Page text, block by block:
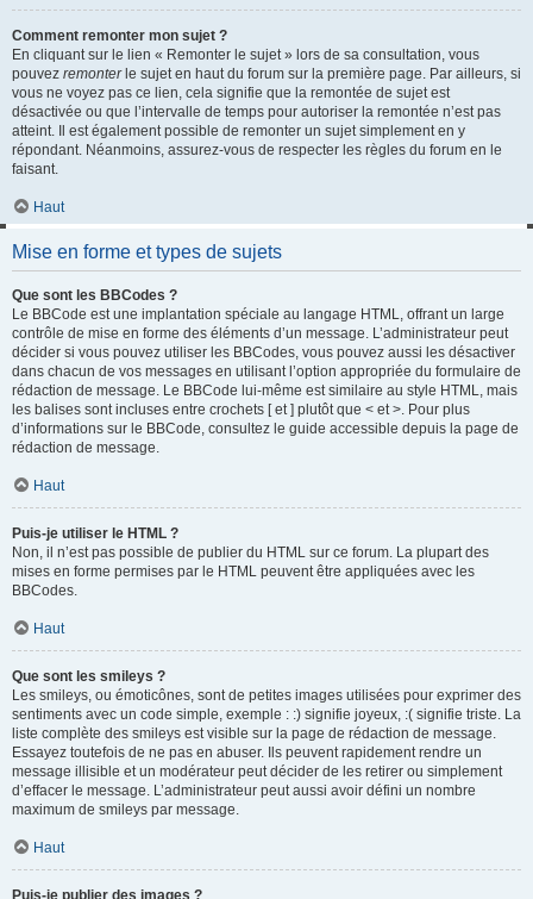
Comment remonter mon sujet ?
En cliquant sur le lien « Remonter le sujet » lors de sa consultation, vous
pouvez remonterle sujet en haut du forum sur la première page. Par ailleurs, si
vous ne voyez pas ce lien, cela signifie que la remontée de sujet est
désactivée ou que l’intervalle de temps pour autoriser la remontée n’est pas
atteint. Il est également possible de remonter un sujet simplement en y
répondant. Néanmoins, assurez-vous de respecter les règles du forum en le
faisant.
Haut
Mise en forme et types de sujets
Que sont les BBCodes ?
Le BBCode est une implantation spéciale au langage HTML, offrant un large
contrôle de mise en forme des éléments d’un message. L’administrateur peut
décider si vous pouvez utiliser les BBCodes, vous pouvez aussi les désactiver
dans chacun de vos messages en utilisant l’option appropriée du formulaire de
rédaction de message. Le BBCode lui-même est similaire au style HTML, mais
les balises sont incluses entre crochets [ et ] plutôt que < et >. Pour plus
d’informations sur le BBCode, consultez le guide accessible depuis la page de
rédaction de message.
Haut
Puis-je utiliser le HTML ?
Non, il n’est pas possible de publier du HTML sur ce forum. La plupart des
mises en forme permises par le HTML peuvent être appliquées avec les
BBCodes.
Haut
Que sont les smileys ?
Les smileys, ou émoticônes, sont de petites images utilisées pour exprimer des
sentiments avec un code simple, exemple : :) signifie joyeux, :( signifie triste. La
liste complète des smileys est visible sur la page de rédaction de message.
Essayez toutefois de ne pas en abuser. Ils peuvent rapidement rendre un
message illisible et un modérateur peut décider de les retirer ou simplement
d’effacer le message. L’administrateur peut aussi avoir défini un nombre
maximum de smileys par message.
Haut
Puis-je publier des images ?